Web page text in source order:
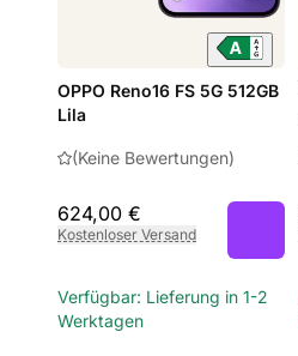
OPPO Reno16 FS 5G 512GB
Lila
(Keine Bewertungen)
624,00 €
Kostenloser Versand
Verfügbar: Lieferung in 1-2
Werktagen